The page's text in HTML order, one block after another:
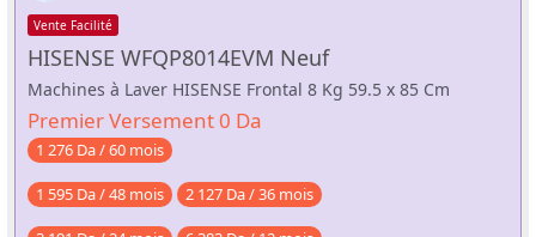
Vente Facilité
HISENSE WFQP8014EVM Neuf
Machines à Laver HISENSE Frontal 8 Kg 59.5 x 85 Cm
Premier Versement 0 Da
1 276 Da / 60 mois
1 595 Da / 48 mois 2 127 Da / 36 mois